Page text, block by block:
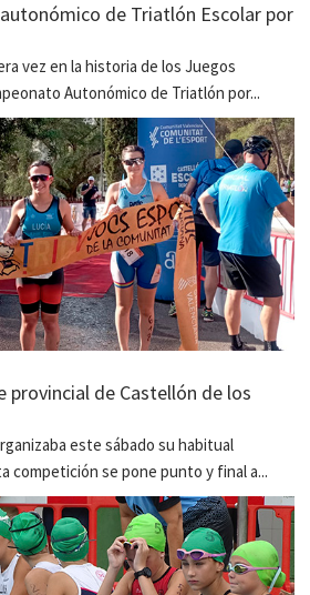
de Triatlón Escolar por
vez en la historia de los Juegos
Autonómico de Triatlón por...
provincial de Castellón de los
este sábado su habitual
competición se pone punto y final a...